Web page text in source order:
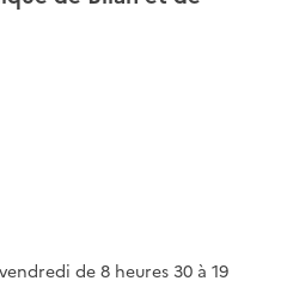
de 8 heures 30 à 19